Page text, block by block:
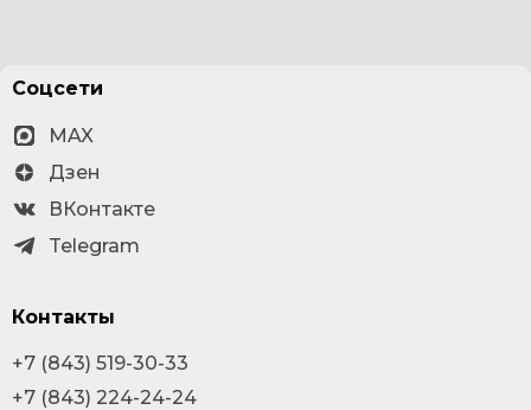
Соцсети
MAX
Дзен
ВКонтакте
Telegram
Контакты
+7 (843) 519-30-33
+7 (843) 224-24-24